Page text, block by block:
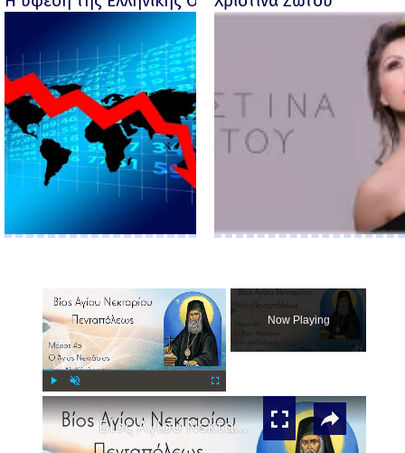
Now Playing
×
Βίος Αγίου Νεκταρίου Μέρος 4ο